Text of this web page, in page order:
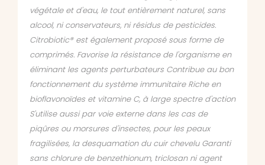
végétale et d'eau, le tout entièrement naturel, sans
alcool, ni conservateurs, ni résidus de pesticides.
Citrobiotic® est également proposé sous forme de
comprimés. Favorise la résistance de l'organisme en
éliminant les agents perturbateurs Contribue au bon
fonctionnement du système immunitaire Riche en
bioflavonoïdes et vitamine C, à large spectre d'action
S'utilise aussi par voie externe dans les cas de
piqûres ou morsures d'insectes, pour les peaux
fragilisées, la desquamation du cuir chevelu Garanti
sans chlorure de benzethionum, triclosan ni agent